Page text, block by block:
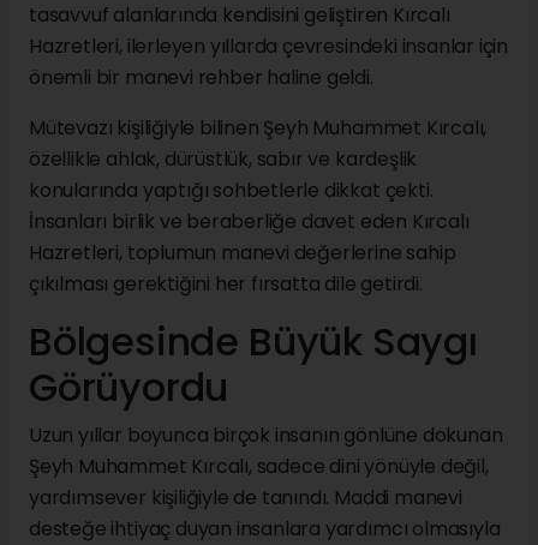
tasavvuf alanlarında kendisini geliştiren Kırcalı
Hazretleri, ilerleyen yıllarda çevresindeki insanlar için
önemli bir manevi rehber haline geldi.
Mütevazı kişiliğiyle bilinen Şeyh Muhammet Kırcalı,
özellikle ahlak, dürüstlük, sabır ve kardeşlik
konularında yaptığı sohbetlerle dikkat çekti.
İnsanları birlik ve beraberliğe davet eden Kırcalı
Hazretleri, toplumun manevi değerlerine sahip
çıkılması gerektiğini her fırsatta dile getirdi.
Bölgesinde Büyük Saygı
Görüyordu
Uzun yıllar boyunca birçok insanın gönlüne dokunan
Şeyh Muhammet Kırcalı, sadece dini yönüyle değil,
yardımsever kişiliğiyle de tanındı. Maddi manevi
desteğe ihtiyaç duyan insanlara yardımcı olmasıyla